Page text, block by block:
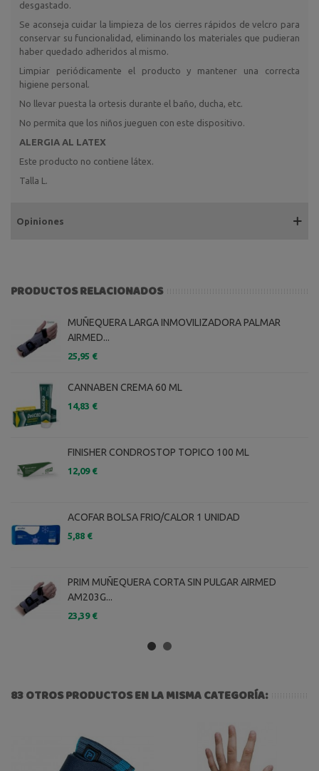
desgastado.
Se aconseja cuidar la limpieza de los cierres rápidos de velcro para
conservar su funcionalidad, eliminando los materiales que pudieran
haber quedado adheridos al mismo.
Limpiar periódicamente el producto y mantener una correcta
higiene personal.
No llevar puesta la ortesis durante el baño, ducha, etc.
No permita que los niños jueguen con este dispositivo.
ALERGIA AL LATEX
Este producto no contiene látex.
Talla L.
Opiniones
PRODUCTOS RELACIONADOS
MUÑEQUERA LARGA INMOVILIZADORA PALMAR
AIRMED...
25,95 €
CANNABEN CREMA 60 ML
14,83 €
FINISHER CONDROSTOP TOPICO 100 ML
12,09 €
ACOFAR BOLSA FRIO/CALOR 1 UNIDAD
5,88 €
PRIM MUÑEQUERA CORTA SIN PULGAR AIRMED
AM203G...
23,39 €
83 OTROS PRODUCTOS EN LA MISMA CATEGORÍA: